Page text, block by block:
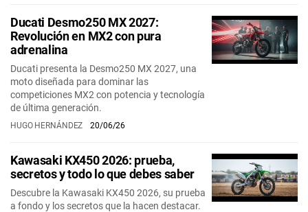
Ducati Desmo250 MX 2027:
Revolución en MX2 con pura
adrenalina
Ducati presenta la Desmo250 MX 2027, una
moto diseñada para dominar las
competiciones MX2 con potencia y tecnología
de última generación.
HUGO HERNÁNDEZ 20/06/26
Kawasaki KX450 2026: prueba,
secretos y todo lo que debes saber
Descubre la Kawasaki KX450 2026, su prueba
a fondo y los secretos que la hacen destacar.